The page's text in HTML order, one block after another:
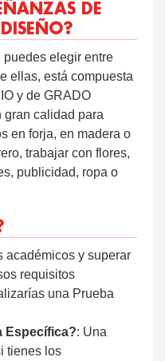
DE
puedes elegir entre
ellas, está compuesta
y de GRADO
gran calidad para
en forja, en madera o
trabajar con flores,
publicidad, ropa o
académicos y superar
requisitos
una Prueba
Específica?: Una
tienes los